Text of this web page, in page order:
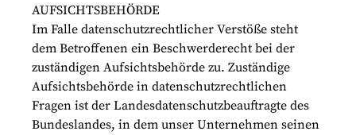
AUFSICHTSBEHÖRDE
Im Falle datenschutzrechtlicher Verstöße steht
dem Betroffenen ein Beschwerderecht bei der
zuständigen Aufsichtsbehörde zu. Zuständige
Aufsichtsbehörde in datenschutzrechtlichen
Fragen ist der Landesdatenschutzbeauftragte des
Bundeslandes, in dem unser Unternehmen seinen